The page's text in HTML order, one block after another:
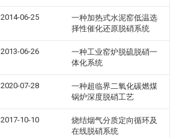
2014-06-25
一种加热式水泥窑低温选
择性催化还原脱硝系统
2013-06-26
一种工业窑炉脱硫脱硝一
体化系统
2020-07-28
一种超临界二氧化碳燃煤
锅炉深度脱硝工艺
2017-10-10
烧结烟气分质定向循环及
在线脱硝系统